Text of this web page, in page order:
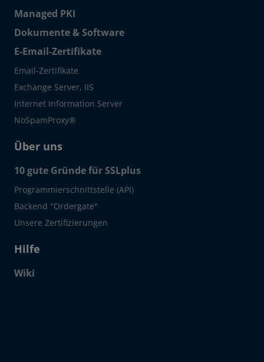
Managed PKI
Dokumente & Software
E-Email-Zertifikate
Email-Zertifikate
Exchange Server, IIS
Internet Information Server
NoSpamProxy®
Über uns
10 gute Gründe für SSLplus
Programmierschnittstelle (API)
Backend "Ordergate"
Unsere Zertifizierungen
Hilfe
Wiki